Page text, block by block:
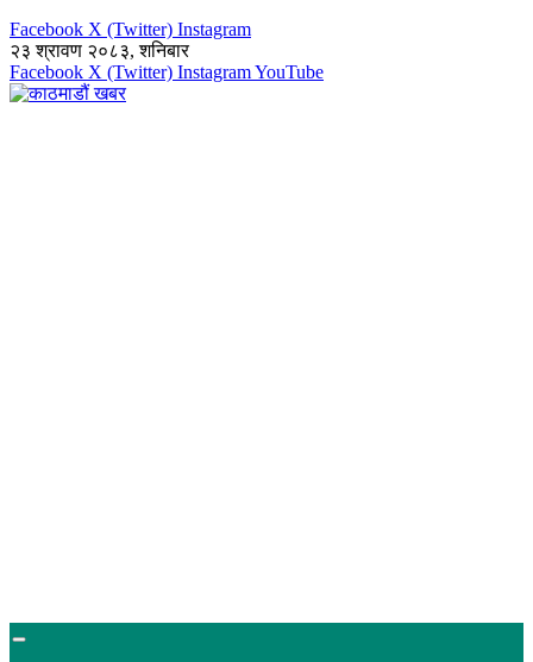
Facebook X (Twitter) Instagram
२३ श्रावण २०८३, शनिबार
Facebook X (Twitter) InstagramYouTube